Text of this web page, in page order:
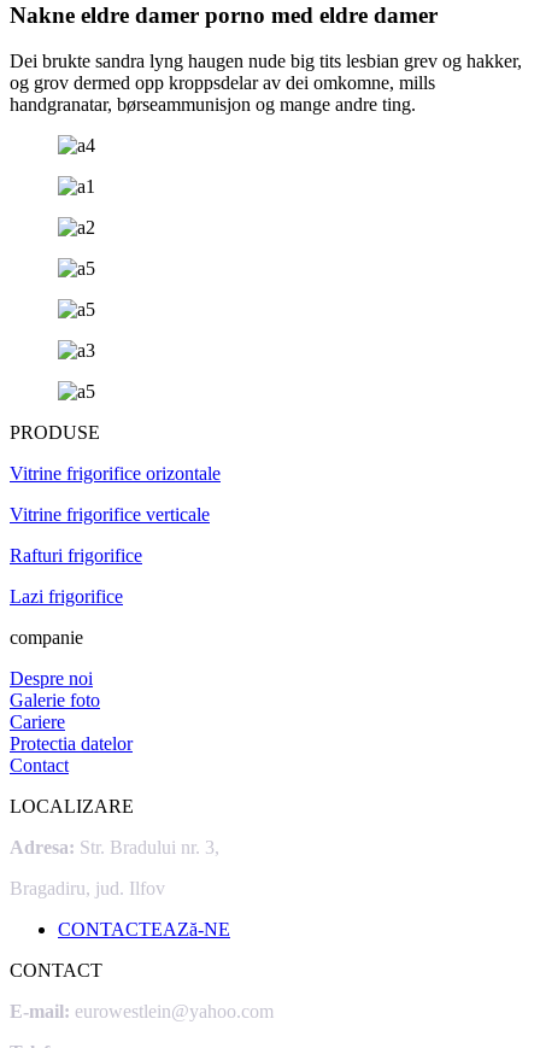
Nakne eldre damer porno med eldre damer
Dei brukte sandra lyng haugen nude big tits lesbian grev og hakker,
og grov dermed opp kroppsdelar av dei omkomne, mills
handgranatar, børseammunisjon og mange andre ting.
PRODUSE
Vitrine frigorifice orizontale
Vitrine frigorifice verticale
Rafturi frigorifice
Lazi frigorifice
companie
Despre noi
Galerie foto
Cariere
Protectia datelor
Contact
LOCALIZARE
Adresa: Str. Bradului nr. 3,
Bragadiru, jud. Ilfov
CONTACTEAZă-NE
CONTACT
E-mail: eurowestlein@yahoo.com